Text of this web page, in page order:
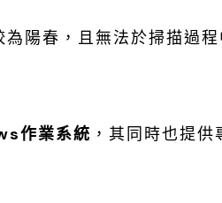
為陽春，且無法於掃描過程
作業系統 ，其同時也提